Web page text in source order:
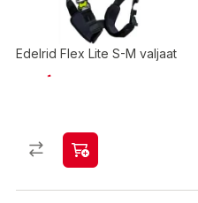
Edelrid Flex Lite S-M valjaat